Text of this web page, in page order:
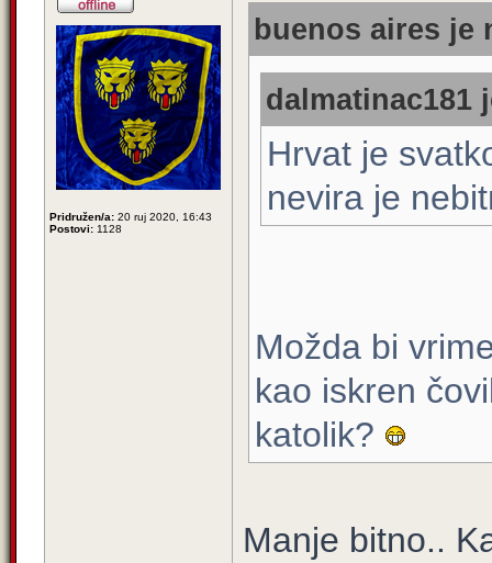
Pridružen/a: 20 ruj 2020, 16:43
Postovi: 1128
buenos aires je
dalmatinac181
Hrvat je
nevira je
Možda bi
kao iskren
katolik?
Manje bitno..